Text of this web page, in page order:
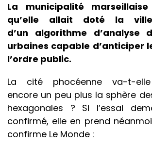
La municipalité
qu’elle allait doté la
d’un algorithme d’analyse
urbaines capable d’anticiper
l’ordre public.
La cité phocéenne va-t-
encore un peu plus la sphère
hexagonales ? Si l’essai
confirmé, elle en prend
confirme Le Monde :